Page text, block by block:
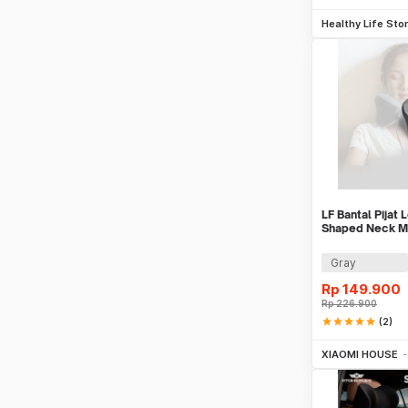
Healthy Life
LF Bantal Pijat
Shaped Neck
Gray
Rp 149.900
Rp226.900
starstarstarstarstar (2)
XIAOMI HOUSE